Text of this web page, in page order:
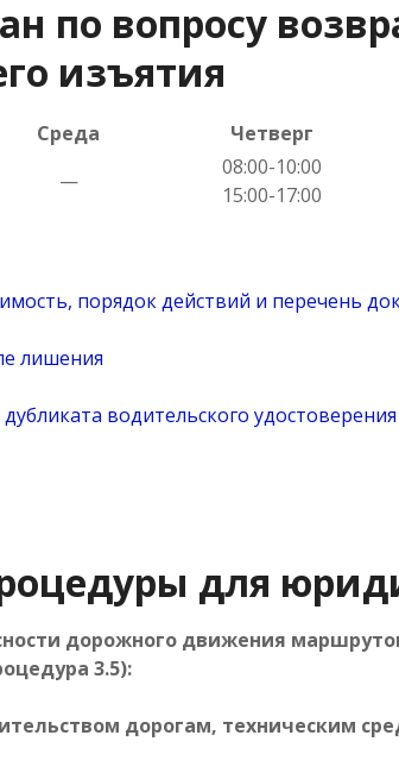
по вопросу
изъятия
Среда Четверг
—
08:00-10:00
15:00-17:00
порядок действий и перечень
лишения
водительского
для
дорожного движения
3.5):
дорогам, техническим